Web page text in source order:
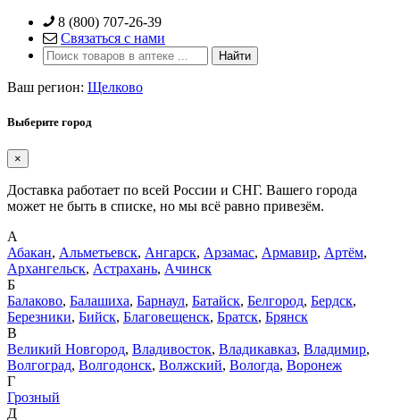
Skip
content
8 (800) 707-26-39
Связаться с нами
Ваш регион: Щелково
Выберите город
×
Доставка работает по всей России и СНГ. Вашего города
может не быть в списке, но мы всё равно привезём.
А
Абакан, Альметьевск, Ангарск, Арзамас, Армавир, Артём,
Архангельск, Астрахань, Ачинск
Б
Балаково, Балашиха, Барнаул, Батайск, Белгород, Бердск,
Березники, Бийск, Благовещенск, Братск, Брянск
В
Великий Новгород, Владивосток, Владикавказ, Владимир,
Волгоград, Волгодонск, Волжский, Вологда, Воронеж
Г
Грозный
Д